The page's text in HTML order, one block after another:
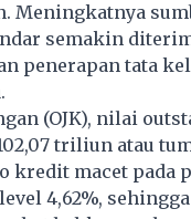
Meningkatnya
semakin
penerapan tata
(OJK), nilai
triliun atau
kredit macet pada
4,62%,